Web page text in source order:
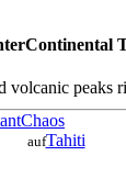
volcanic peaks
aufTahiti